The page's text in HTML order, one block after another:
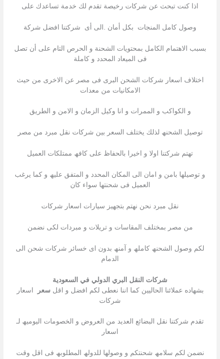
اذا كنت تبحث عن شركات رخیصة تقدم لك خدمة تساعدك على
وصول كامل المنجات بكل أمان .الى أى شركتنا افضل شركة
بسبب الاھتمام الكامل بمحتویات الشحنة و الحرص التام على أن تصل
فى المیعاد المحدد و كاملة
اختلاف اسعار شركات الشحن البرى فى مصر عن الاخرى من حیث
الامكانیات من معدات
و الكواكب و الممرات و انا وكيل الزمان و الامن و الطريق
توصیل الشحنھ لذلك یختلف السعر بین شركات نقل مبرد من مصر
تھتم شركتنا اولا و اخیرا بالحفاظ على كافھ ممتلكات العمیل
و توصیلھا بامن و امان الى المكان المحدد و المتفق علیھ و كما یرغب
العمیل فى شحنتھا سواء كان
نقل مبرد نحن نھتم بتجھیز سیارات اسعار شركات
من مصر بمختلف المقاسات و تریلات و مبردات لكى نضمن
لكم وصول الشحنھ كاملھ و آمنھ بدون اى خسائر شركات شحن الى
الدمام
شركات النقل البري الدولي في السعودية
بشھاده عملائنا الحالیین كما اننا نعطى لكم افضل و اقل سعر
اسعار
شركات
تقدم شركتنا نقل البضائع العدید من العروض و الخصومات الیومیھ لـ
اسعار
نضمن لكم سلامھ شحنتكم و وصولھا للدولھ المطلوبھ فى اقل وقت